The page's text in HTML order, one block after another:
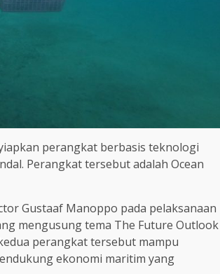
perangkat berbasis teknologi
Perangkat tersebut adalah Ocean
Gustaaf Manoppo pada pelaksanaan
mengusung tema The Future Outlook
perangkat tersebut mampu
ekonomi maritim yang